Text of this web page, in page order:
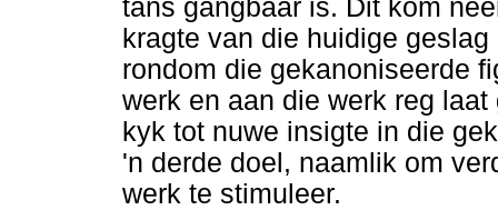
tans gangbaar is. Dit kom
kragte van die huidige
rondom die gekanoniseerde
werk en aan die werk reg
kyk tot nuwe insigte in die
'n derde doel, naamlik om
werk te stimuleer.